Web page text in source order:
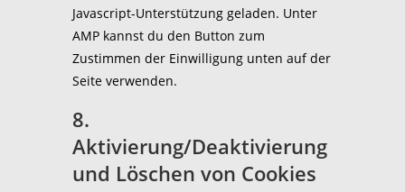
Javascript-Unterstützung geladen. Unter
AMP kannst du den Button zum
Zustimmen der Einwilligung unten auf der
Seite verwenden.
8.
Aktivierung/Deaktivierung
und Löschen von Cookies